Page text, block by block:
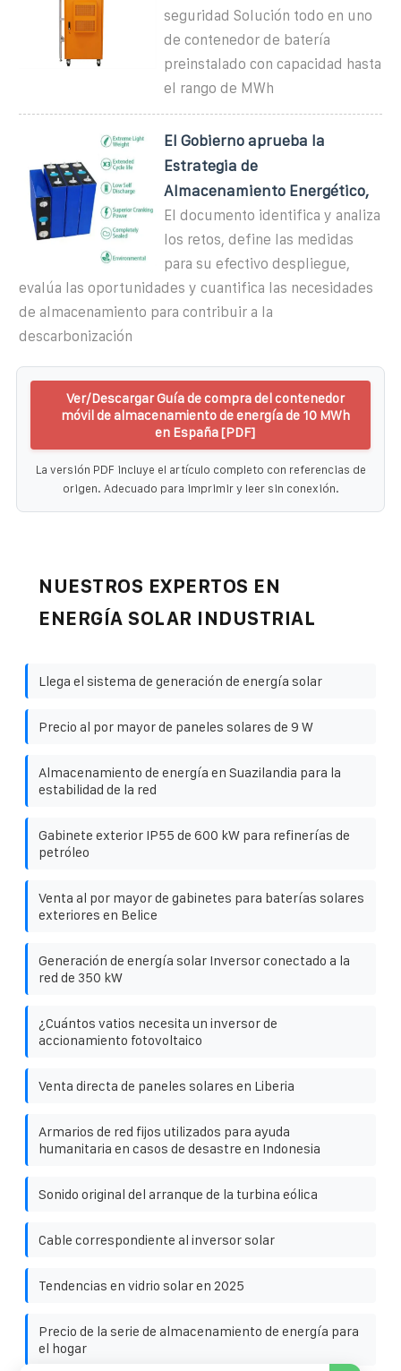
seguridad Solución todo en uno
de contenedor de batería
preinstalado con capacidad hasta
el rango de MWh
El Gobierno aprueba la
Estrategia de
Almacenamiento Energético,
El documento identifica y analiza
los retos, define las medidas
para su efectivo despliegue,
evalúa las oportunidades y cuantifica las necesidades
de almacenamiento para contribuir a la
descarbonización
Ver/Descargar Guía de compra del contenedor
móvil de almacenamiento de energía de 10 MWh
en España [PDF]
La versión PDF incluye el artículo completo con referencias de
origen. Adecuado para imprimir y leer sin conexión.
NUESTROS EXPERTOS EN
ENERGÍA SOLAR INDUSTRIAL
Llega el sistema de generación de energía solar
Precio al por mayor de paneles solares de 9 W
Almacenamiento de energía en Suazilandia para la
estabilidad de la red
Gabinete exterior IP55 de 600 kW para refinerías de
petróleo
Venta al por mayor de gabinetes para baterías solares
exteriores en Belice
Generación de energía solar Inversor conectado a la
red de 350 kW
¿Cuántos vatios necesita un inversor de
accionamiento fotovoltaico
Venta directa de paneles solares en Liberia
Armarios de red fijos utilizados para ayuda
humanitaria en casos de desastre en Indonesia
Sonido original del arranque de la turbina eólica
Cable correspondiente al inversor solar
Tendencias en vidrio solar en 2025
Precio de la serie de almacenamiento de energía para
el hogar